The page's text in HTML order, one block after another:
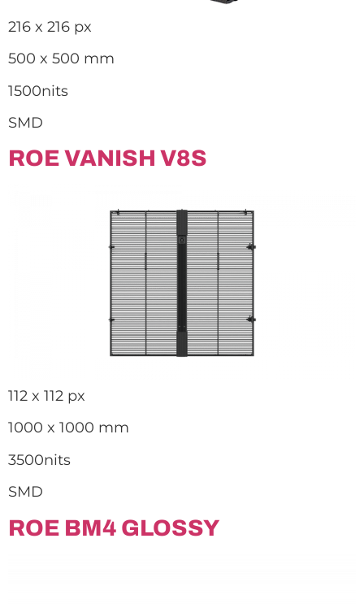
216 x 216 px
500 x 500 mm
1500nits
SMD
ROE VANISH V8S
112 x 112 px
1000 x 1000 mm
3500nits
SMD
ROE BM4 GLOSSY